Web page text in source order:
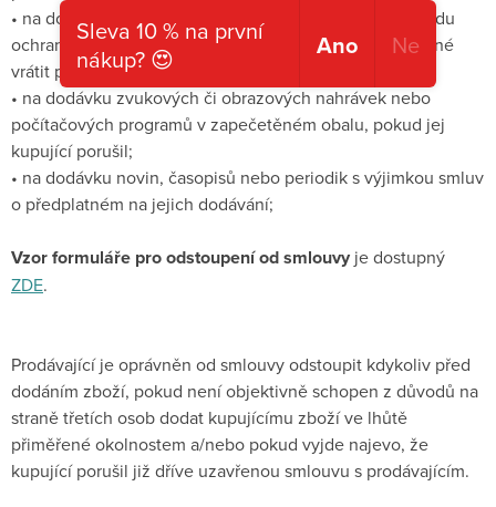
• na dodávku zboží v zapečetěném obalu, které z důvodu
ochrany zdraví nebo z hygienických důvodů není vhodné
vrátit poté, co jej kupující porušil;
• na dodávku zvukových či obrazových nahrávek nebo
počítačových programů v zapečetěném obalu, pokud jej
kupující porušil;
• na dodávku novin, časopisů nebo periodik s výjimkou smluv
o předplatném na jejich dodávání;
Vzor formuláře pro odstoupení od smlouvy je dostupný
ZDE.
Prodávající je oprávněn od smlouvy odstoupit kdykoliv před
dodáním zboží, pokud není objektivně schopen z důvodů na
straně třetích osob dodat kupujícímu zboží ve lhůtě
přiměřené okolnostem a/nebo pokud vyjde najevo, že
kupující porušil již dříve uzavřenou smlouvu s prodávajícím.
Sleva 10 % na první
nákup? 😍
Ano Ne